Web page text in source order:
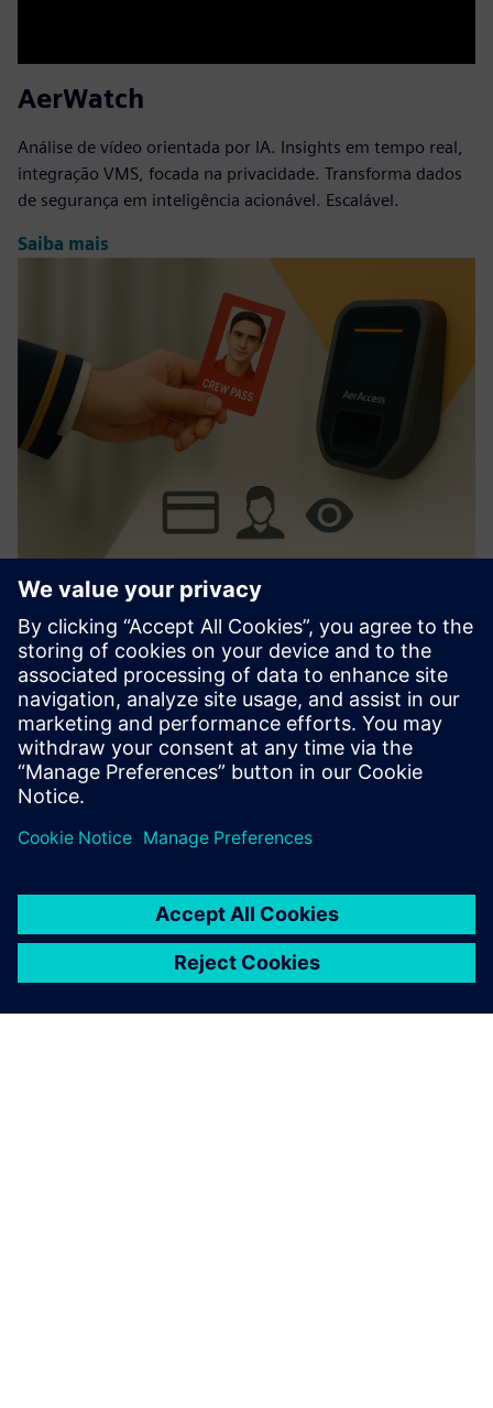
AerWatch
Análise de vídeo orientada por IA. Insights em tempo real,
integração VMS, focada na privacidade. Transforma dados
de segurança em inteligência acionável. Escalável.
Saiba mais
AerAccess Card
Simplifica o ASIC/controlo de acessos. Integra-se com os
principais sistemas. Ativação fácil de usar, design
personalizável. Reduz as tarefas do administrador, aumenta
a segurança.
Saiba mais